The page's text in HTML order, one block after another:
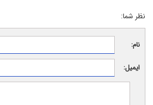
نظر شما:
نام:
ایمیل: